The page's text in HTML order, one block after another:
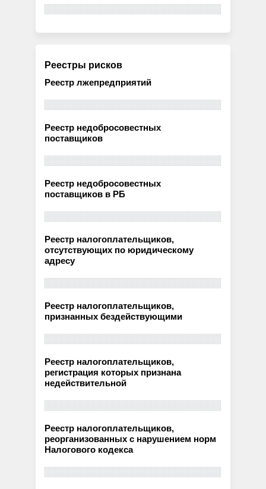
Реестры рисков
Реестр лжепредприятий
Реестр недобросовестных
поставщиков
Реестр недобросовестных
поставщиков в РБ
Реестр налогоплательщиков,
отсутствующих по юридическому
адресу
Реестр налогоплательщиков,
признанных бездействующими
Реестр налогоплательщиков,
регистрация которых признана
недействительной
Реестр налогоплательщиков,
реорганизованных с нарушением норм
Налогового кодекса